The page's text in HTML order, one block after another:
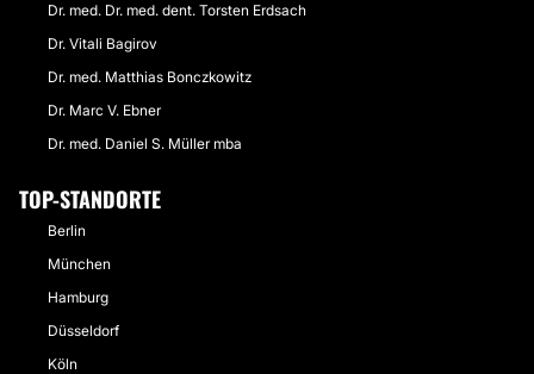
Dr. med. Dr. med. dent. Torsten Erdsach
Dr. Vitali Bagirov
Dr. med. Matthias Bonczkowitz
Dr. Marc V. Ebner
Dr. med. Daniel S. Müller mba
TOP-STANDORTE
Berlin
München
Hamburg
Düsseldorf
Köln